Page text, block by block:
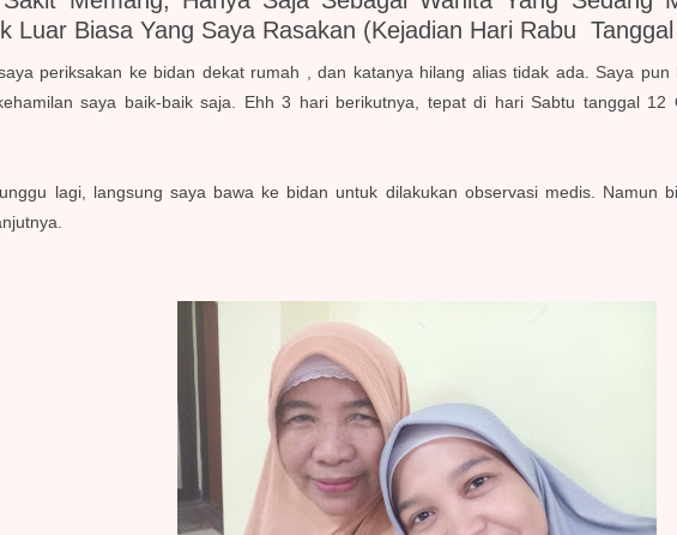
Luar Biasa Yang Saya Rasakan (kejadian Hari Rabu
periksakan ke bidan dekat rumah , dan katanya hilang alias tidak ada. Saya
saya baik-baik saja. Ehh 3 hari berikutnya, tepat di hari Sabtu tanggal
lagi, langsung saya bawa ke bidan untuk dilakukan observasi medis. Namun